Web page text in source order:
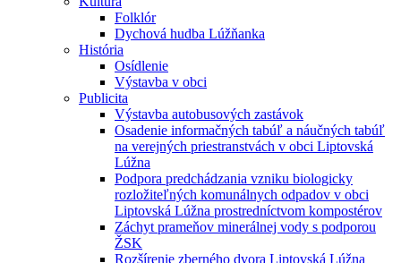
Folklór
Dychová hudba Lúžňanka
História
Osídlenie
Výstavba v obci
Publicita
Výstavba autobusových zastávok
Osadenie informačných tabúľ a náučných tabúľ
na verejných priestranstvách v obci Liptovská
Lúžna
Podpora predchádzania vzniku biologicky
rozložiteľných komunálnych odpadov v obci
Liptovská Lúžna prostredníctvom kompostérov
Záchyt prameňov minerálnej vody s podporou
ŽSK
Rozšírenie zberného dvora Liptovská Lúžna